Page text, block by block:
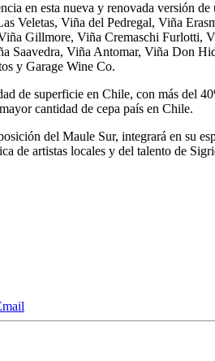
en esta nueva y renovada versión
Veletas, Viña del Pedregal, Viña
Gillmore, Viña Cremaschi Furlotti,
Saavedra, Viña Antomar, Viña Don
y Garage Wine Co.
de superficie en Chile, con más del
cantidad de cepa país en Chile.
del Maule Sur, integrará en su
de artistas locales y del talento de